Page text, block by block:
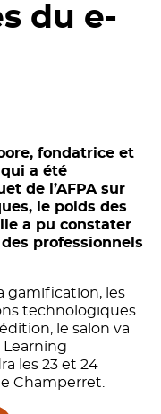
du e-
fondatrice et
a été
de l’AFPA sur
le poids des
a pu constater
professionnels
gamification, les
technologiques.
le salon va
Learning
les 23 et 24
Champerret.